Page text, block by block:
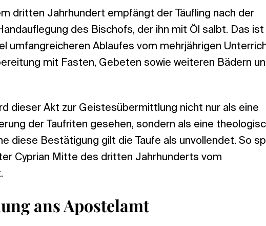
dritten Jahrhundert empfängt der Täufling nach der
des Bischofs, der ihn mit Öl salbt. Das
umfangreicheren Ablaufes vom mehrjährigen
mit Fasten, Gebeten sowie weiteren Bädern
dieser Akt zur Geistesübermittlung nicht nur als eine
der Taufriten gesehen, sondern als eine
diese Bestätigung gilt die Taufe als unvollendet. So
Cyprian Mitte des dritten Jahrhunderts vom
ans Apostelamt